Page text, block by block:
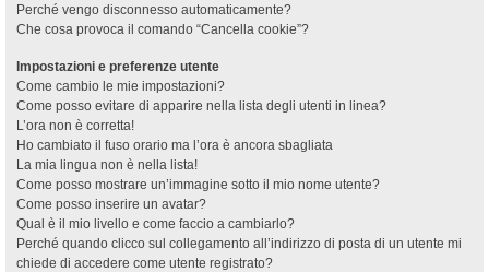
Perché vengo disconnesso automaticamente?
Che cosa provoca il comando “Cancella cookie”?
Impostazioni e preferenze utente
Come cambio le mie impostazioni?
Come posso evitare di apparire nella lista degli utenti in linea?
L’ora non è corretta!
Ho cambiato il fuso orario ma l’ora è ancora sbagliata
La mia lingua non è nella lista!
Come posso mostrare un’immagine sotto il mio nome utente?
Come posso inserire un avatar?
Qual è il mio livello e come faccio a cambiarlo?
Perché quando clicco sul collegamento all’indirizzo di posta di un utente mi
chiede di accedere come utente registrato?